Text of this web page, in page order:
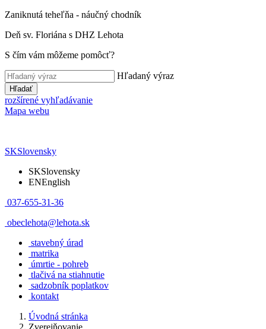
Zaniknutá teheľňa - náučný chodník
Deň sv. Floriána s DHZ Lehota
S čím vám môžeme pomôcť?
Hľadaný výraz
Hľadať
rozšírené vyhľadávanie
Mapa webu
SKSlovensky
SKSlovensky
ENEnglish
037-655-31-36
obeclehota@lehota.sk
stavebný úrad
matrika
úmrtie - pohreb
tlačivá na stiahnutie
sadzobník poplatkov
kontakt
Úvodná stránka
Zverejňovanie